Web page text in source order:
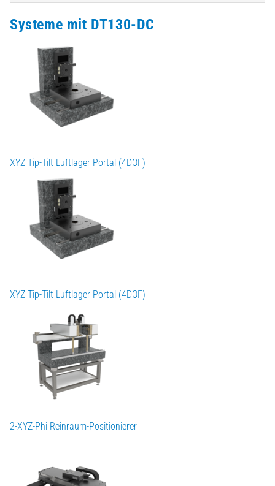
Systeme mit DT130-DC
XYZ Tip-Tilt Luftlager Portal (4DOF)
XYZ Tip-Tilt Luftlager Portal (4DOF)
2-XYZ-Phi Reinraum-Positionierer